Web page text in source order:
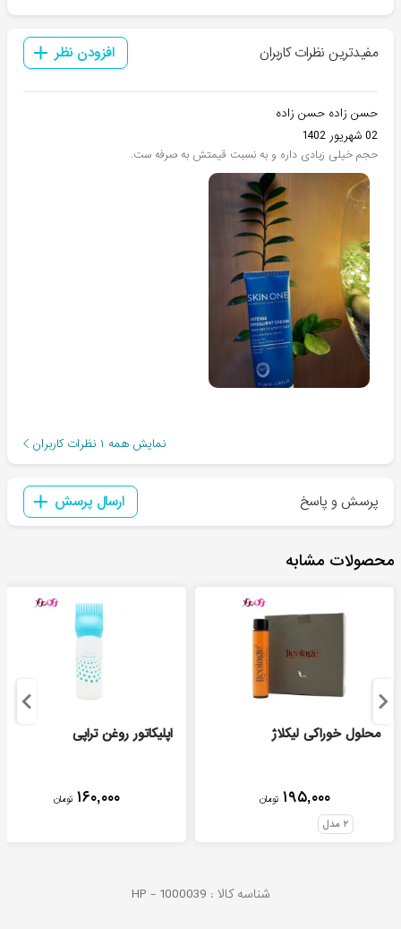
مفیدترین نظرات کاربران افزودن نظر
حسن زاده حسن زاده
02 شهریور 1402
حجم خیلی زیادی داره و به نسبت قیمتش به صرفه ست.
نمایش همه ۱ نظرات کاربران
پرسش و پاسخ ارسال پرسش
محصولات مشابه
محلول خوراکی لیکلاژ
۱۹۵,۰۰۰ تومان
۲ مدل
اپلیکاتور روغن تراپی
۱۶۰,۰۰۰ تومان
شناسه کالا : HP - 1000039